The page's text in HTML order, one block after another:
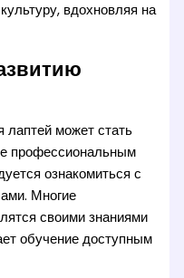
вдохновляя на
лаптей может стать
профессиональным
ознакомиться с
Многие
своими знаниями
обучение доступным